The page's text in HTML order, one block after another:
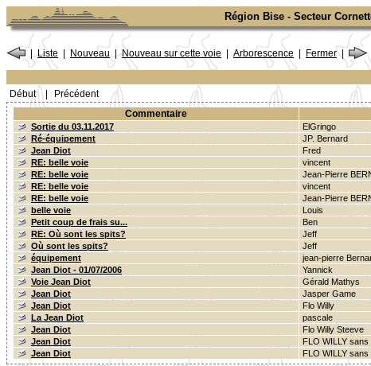
Région Bise - Secteur
Liste Nouveau | Nouveau sur cette voie Arborescence Fermer
Début
Précédent
Commentaire
Sortie du 03.11.2017 ElGringo
Ré-équipement
JP. Bernard
Jean Diot
Fred
RE: belle voie
vincent
RE: belle voie
Jean-Pierre
RE: belle voie
vincent
RE: belle voie
Jean-Pierre
belle voie
Louis
Petit coup de frais su...
Ben
RE: Où sont les spits?
Jeff
Où sont les spits?
Jeff
équipement
jean-pierre
Jean Diot - 01/07/2006
Yannick
Voie Jean Diot
Gérald Mathys
Jean Diot
Jasper Game
Jean Diot
Flo Willy
La Jean Diot
pascale
Jean Diot
Flo Willy Steeve
Jean Diot
FLO WILLY sans
Jean Diot
FLO WILLY sans